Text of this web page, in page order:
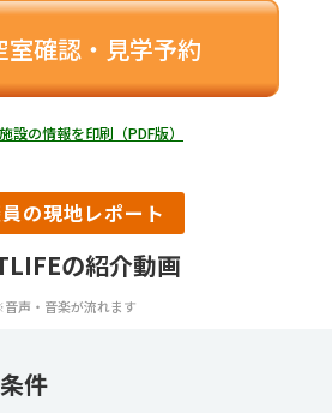
室確認・見学予約
設の情報を印刷（PDF版）
の現地レポート
の紹介動画
声・音楽が流れます
件